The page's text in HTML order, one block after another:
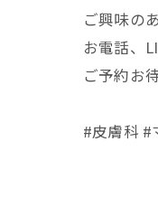
ご興味の
お電話、
ご予約お
#皮膚科 #